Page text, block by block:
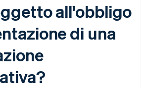
all'obbligo
di una